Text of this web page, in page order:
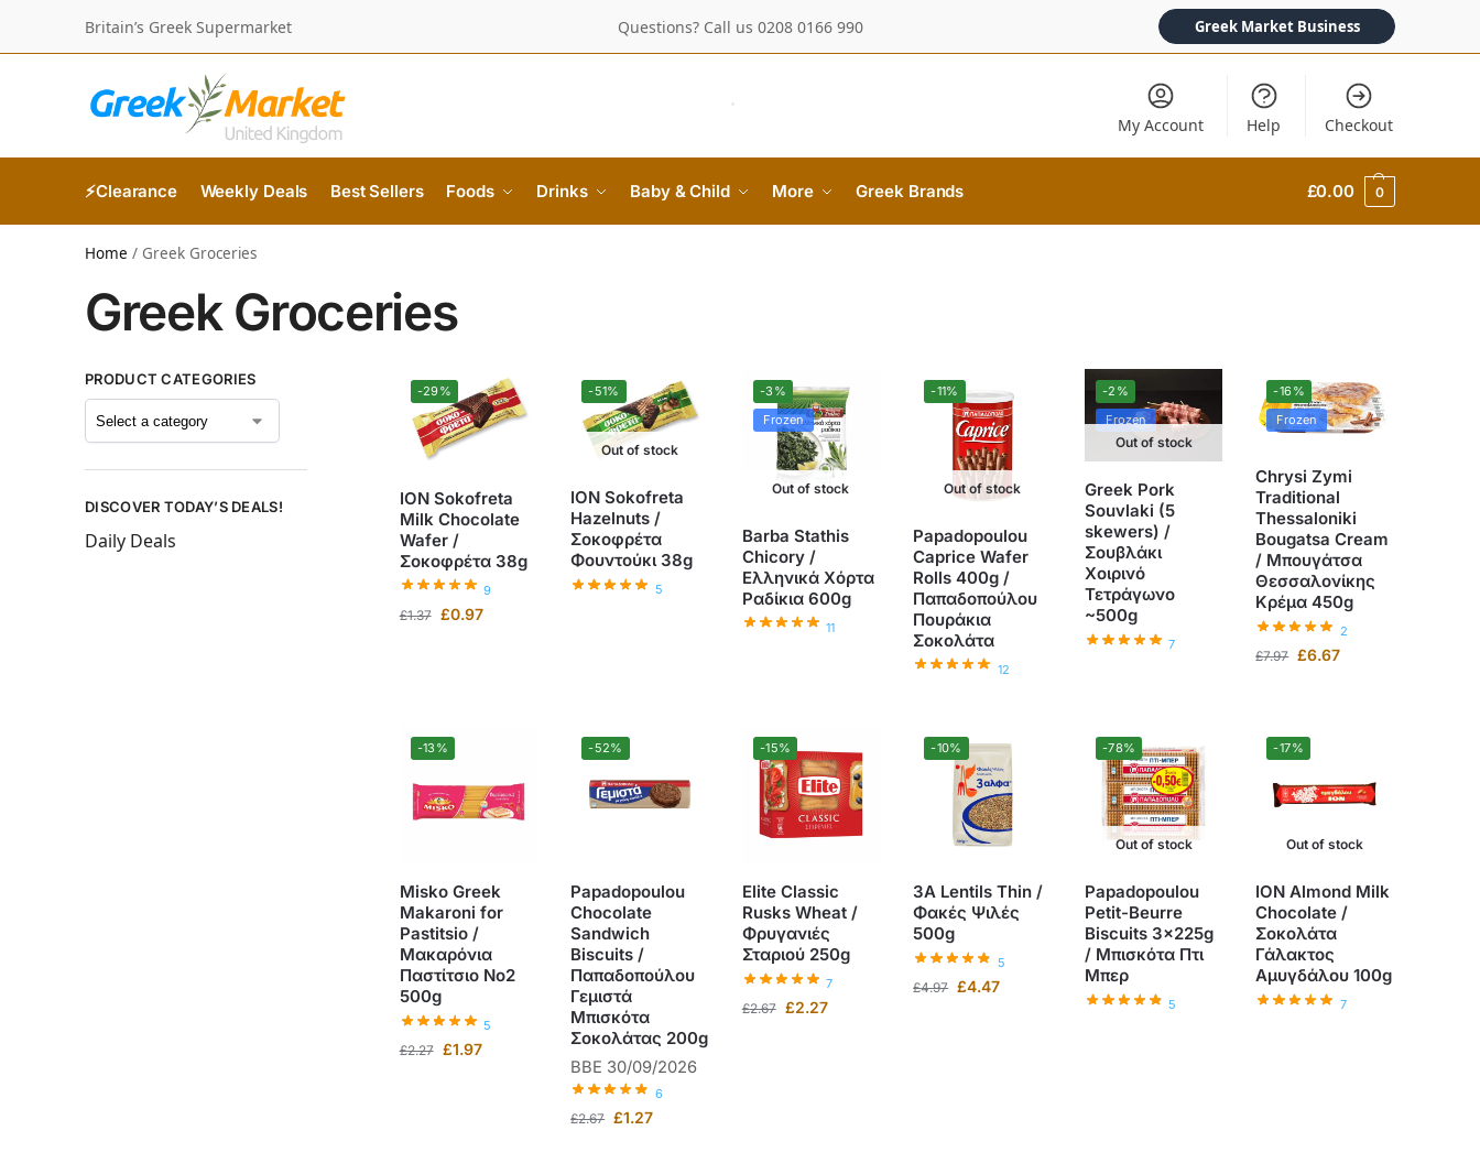
Britain’s Greek Supermarket Questions? Call us 0208 0166 990 Greek Market Business
My Account Help Checkout
⚡Clearance Weekly Deals Best Sellers Foods Drinks Baby & Child More Greek Brands £0.00 0
Home / Greek Groceries
Greek Groceries
-29%
ION Sokofreta
Milk Chocolate
Wafer /
Σοκοφρέτα 38g
9
£1.37 £0.97
-51%
Out of stock
ION Sokofreta
Hazelnuts /
Σοκοφρέτα
Φουντούκι 38g
5
-3%
Frozen
Out of stock
Barba Stathis
Chicory /
Ελληνικά Χόρτα
Ραδίκια 600g
11
-11%
Out of stock
Papadopoulou
Caprice Wafer
Rolls 400g /
Παπαδοπούλου
Πουράκια
Σοκολάτα
12
-2%
Frozen
Out of stock
Greek Pork
Souvlaki (5
skewers) /
Σουβλάκι
Χοιρινό
Τετράγωνο
~500g
7
-16%
Frozen
Chrysi Zymi
Traditional
Thessaloniki
Bougatsa Cream
/ Μπουγάτσα
Θεσσαλονίκης
Κρέμα 450g
2
£7.97 £6.67
-13%
Misko Greek
Makaroni for
Pastitsio /
Μακαρόνια
Παστίτσιο No2
500g
5
£2.27 £1.97
-52%
Papadopoulou
Chocolate
Sandwich
Biscuits /
Παπαδοπούλου
Γεμιστά
Μπισκότα
Σοκολάτας 200g
BBE 30/09/2026
6
£2.67 £1.27
-15%
Elite Classic
Rusks Wheat /
Φρυγανιές
Σταριού 250g
7
£2.67 £2.27
-10%
3A Lentils Thin /
Φακές Ψιλές
500g
5
£4.97 £4.47
-78%
Out of stock
Papadopoulou
Petit-Beurre
Biscuits 3x225g
/ Μπισκότα Πτι
Μπερ
5
-17%
Out of stock
ION Almond Milk
Chocolate /
Σοκολάτα
Γάλακτος
Αμυγδάλου 100g
7
PRODUCT CATEGORIES
DISCOVER TODAY’S DEALS!
Daily Deals